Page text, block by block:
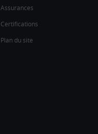
Assurances
Certifications
Plan du site